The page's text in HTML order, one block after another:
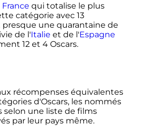
France qui totalise le plus
catégorie avec 13
une quarantaine de
de l'Italie et de l'Espagne
12 et 4 Oscars.
récompenses équivalentes
d'Oscars, les nommés
une liste de films
par leur pays même.